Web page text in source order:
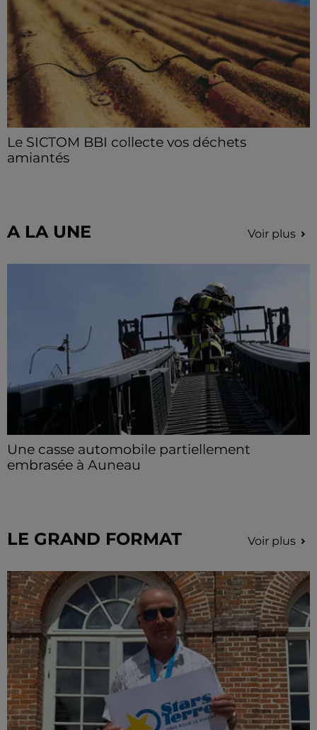
Le SICTOM BBI collecte vos déchets
amiantés
A LA UNE Voir plus
Une casse automobile partiellement
embrasée à Auneau
LE GRAND FORMAT Voir plus